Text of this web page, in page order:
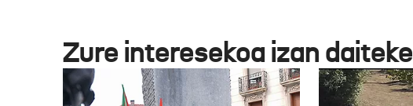
Zure interesekoa izan daiteke